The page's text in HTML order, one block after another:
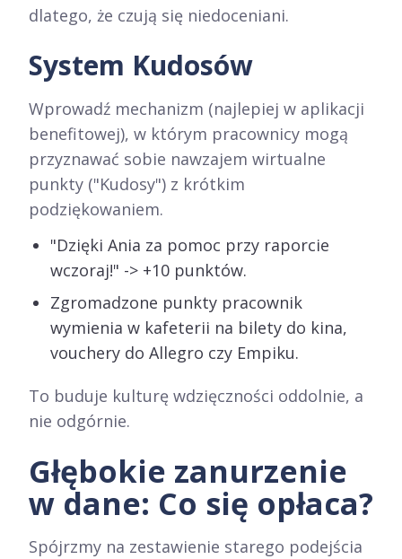
dlatego, że czują się niedoceniani.
System Kudosów
Wprowadź mechanizm (najlepiej w aplikacji
benefitowej), w którym pracownicy mogą
przyznawać sobie nawzajem wirtualne
punkty ("Kudosy") z krótkim
podziękowaniem.
"Dzięki Ania za pomoc przy raporcie
wczoraj!" -> +10 punktów.
Zgromadzone punkty pracownik
wymienia w kafeterii na bilety do kina,
vouchery do Allegro czy Empiku.
To buduje kulturę wdzięczności oddolnie, a
nie odgórnie.
Głębokie zanurzenie
w dane: Co się opłaca?
Spójrzmy na zestawienie starego podejścia